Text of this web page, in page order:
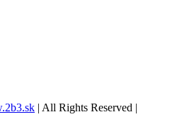
| All Rights Reserved |